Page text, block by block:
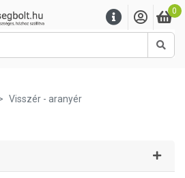
0
Visszér - aranyér